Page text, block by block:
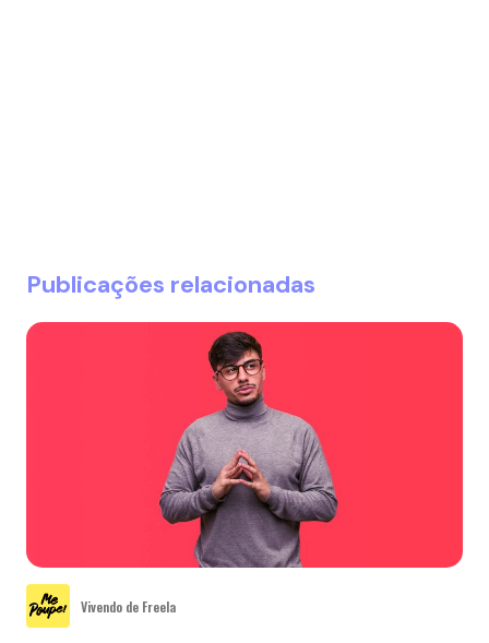
Publicações relacionadas
Vivendo de Freela